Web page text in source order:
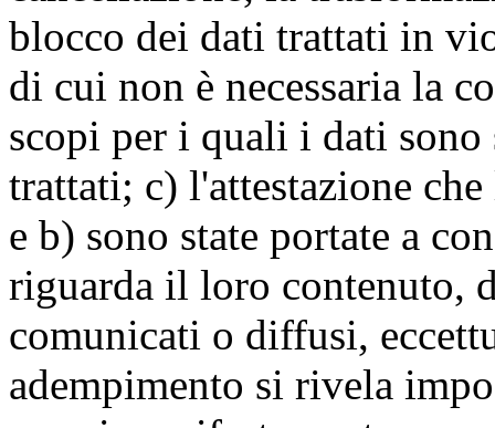
blocco dei dati trattati in
di cui non è necessaria la
scopi per i quali i dati sono
trattati; c) l'attestazione
e b) sono state portate a
riguarda il loro contenuto,
comunicati o diffusi,
adempimento si rivela